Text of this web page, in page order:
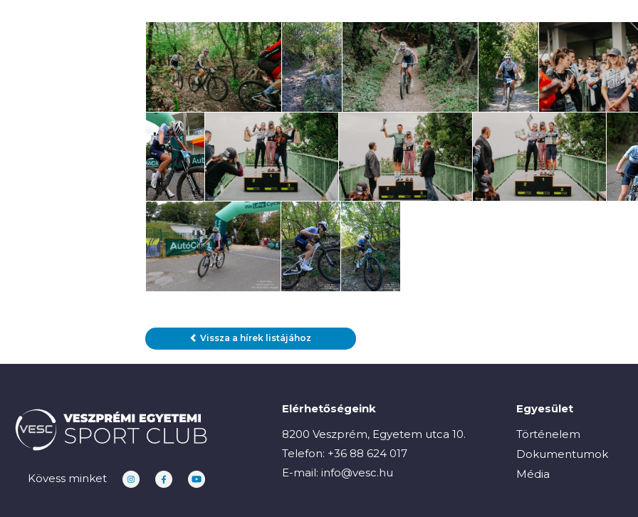
Vissza a hírek listájához
Kövess minket
Elérhetőségeink
8200 Veszprém, Egyetem utca 10.
Telefon: +36 88 624 017
E-mail: info@vesc.hu
Egyesület
Történelem
Dokumentumok
Média